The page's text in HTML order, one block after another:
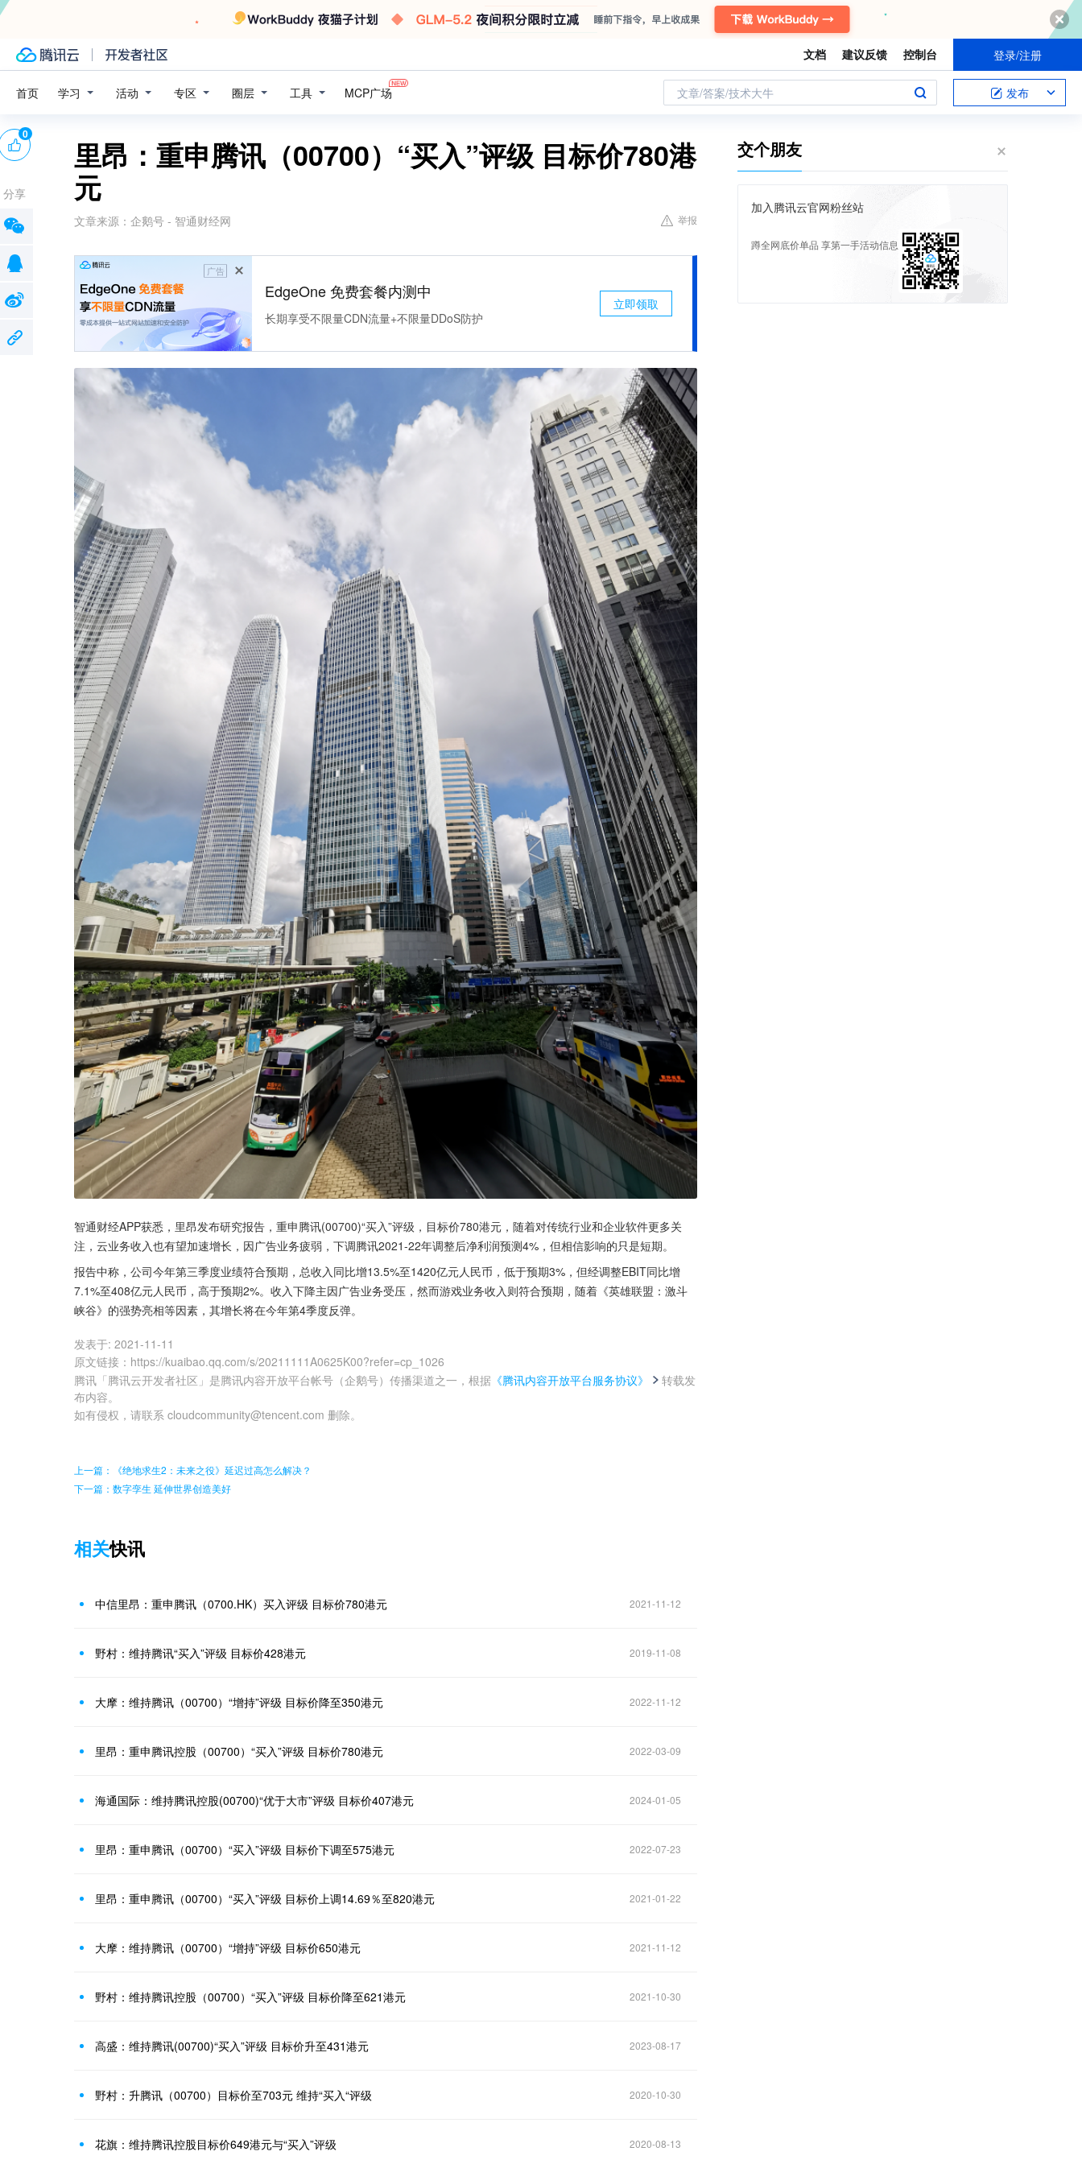
文档 建议反馈 控制台 登录/注册
首页 学习 活动 专区 圈层 工具 MCP广场 文章/答案/技术大牛 发布
里昂：重申腾讯（00700）“买入”评级 目标价780港
元
文章来源： 企鹅号 - 智通财经网 举报
广告
EdgeOne 免费套餐内测中
长期享受不限量CDN流量+不限量DDoS防护
立即领取
智通财经APP获悉，里昂发布研究报告，重申腾讯(00700)“买入”评级，目标价780港元，随着对传统行业和企业软件更多关
注，云业务收入也有望加速增长，因广告业务疲弱，下调腾讯2021-22年调整后净利润预测4%，但相信影响的只是短期。
报告中称，公司今年第三季度业绩符合预期，总收入同比增13.5%至1420亿元人民币，低于预期3%，但经调整EBIT同比增
7.1%至408亿元人民币，高于预期2%。收入下降主因广告业务受压，然而游戏业务收入则符合预期，随着《英雄联盟：激斗
峡谷》的强势亮相等因素，其增长将在今年第4季度反弹。
发表于: 2021-11-11
原文链接 ： https://kuaibao.qq.com/s/20211111A0625K00?refer=cp_1026
腾讯「腾讯云开发者社区」是腾讯内容开放平台帐号（企鹅号）传播渠道之一，根据 《腾讯内容开放平台服务协议》
转载发
布内容。
如有侵权，请联系 cloudcommunity@tencent.com 删除。
0
分享
上一篇：《绝地求生2：未来之役》延迟过高怎么解决？
下一篇：数字孪生 延伸世界创造美好
相关快讯
中信里昂：重申腾讯（0700.HK）买入评级 目标价780港元 2021-11-12
野村：维持腾讯“买入”评级 目标价428港元 2019-11-08
大摩：维持腾讯（00700）“增持”评级 目标价降至350港元 2022-11-12
里昂：重申腾讯控股（00700）“买入”评级 目标价780港元 2022-03-09
海通国际：维持腾讯控股(00700)“优于大市”评级 目标价407港元 2024-01-05
里昂：重申腾讯（00700）“买入”评级 目标价下调至575港元 2022-07-23
里昂：重申腾讯（00700）“买入”评级 目标价上调14.69％至820港元 2021-01-22
大摩：维持腾讯（00700）“增持”评级 目标价650港元 2021-11-12
野村：维持腾讯控股（00700）“买入”评级 目标价降至621港元 2021-10-30
高盛：维持腾讯(00700)“买入”评级 目标价升至431港元 2023-08-17
野村：升腾讯（00700）目标价至703元 维持“买入“评级 2020-10-30
花旗：维持腾讯控股目标价649港元与“买入”评级 2020-08-13
交个朋友
加入腾讯云官网粉丝站
蹲全网底价单品 享第一手活动信息